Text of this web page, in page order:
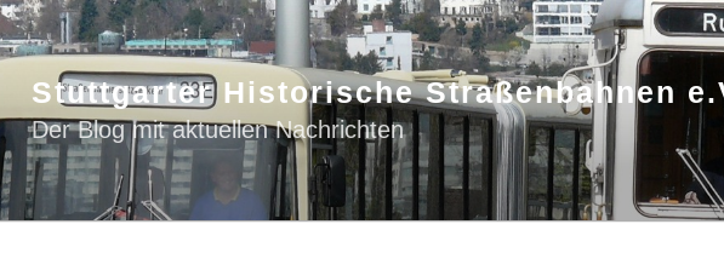
Stuttgarter Historische Straßenbahnen
Der Blog mit aktuellen Nachrichten